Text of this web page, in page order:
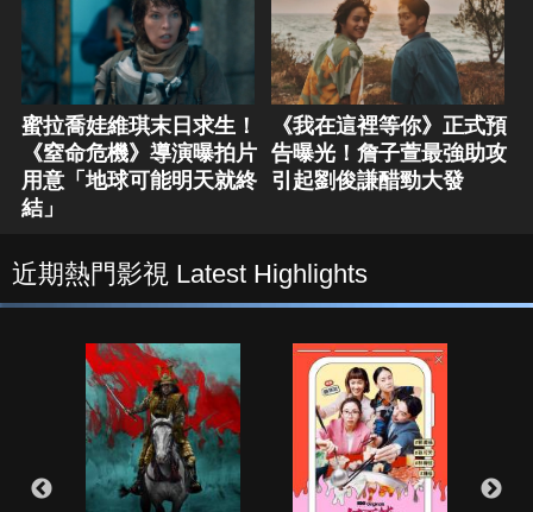
蜜拉喬娃維琪末日求生！
《窒命危機》導演曝拍片
用意「地球可能明天就終
結」
《我在這裡等你》正式預
告曝光！詹子萱最強助攻
引起劉俊謙醋勁大發
近期熱門影視 Latest Highlights